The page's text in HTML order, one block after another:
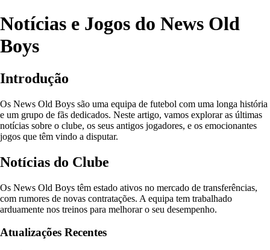
Notícias e Jogos do News Old
Boys
Introdução
Os News Old Boys são uma equipa de futebol com uma longa história
e um grupo de fãs dedicados. Neste artigo, vamos explorar as últimas
notícias sobre o clube, os seus antigos jogadores, e os emocionantes
jogos que têm vindo a disputar.
Notícias do Clube
Os News Old Boys têm estado ativos no mercado de transferências,
com rumores de novas contratações. A equipa tem trabalhado
arduamente nos treinos para melhorar o seu desempenho.
Atualizações Recentes